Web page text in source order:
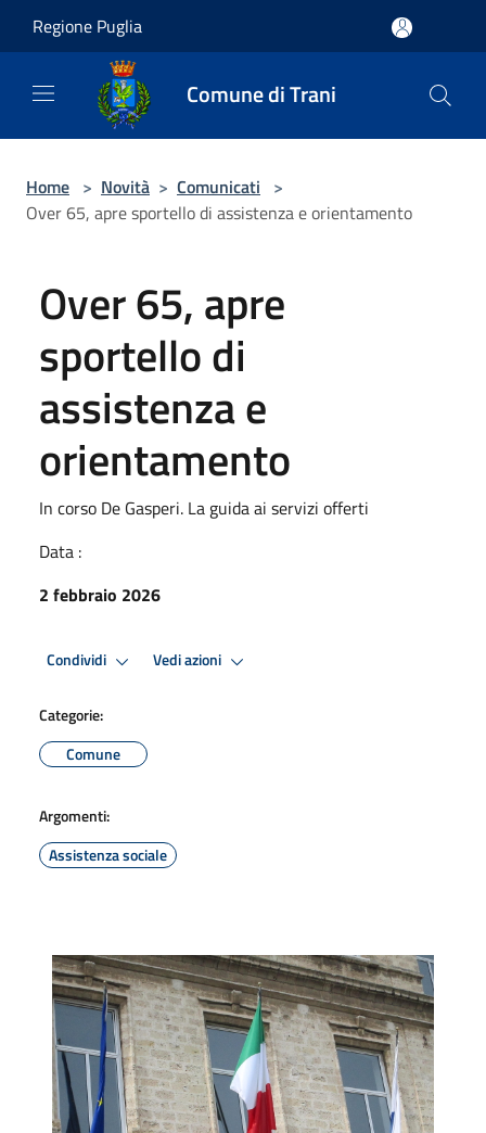
Regione Puglia
Comune di Trani
Home > Novità > Comunicati >
Over 65, apre sportello di assistenza e orientamento
Over 65, apre
sportello di
assistenza e
orientamento
In corso De Gasperi. La guida ai servizi offerti
Data :
2 febbraio 2026
Condividi Vedi azioni
Categorie:
Comune
Argomenti:
Assistenza sociale